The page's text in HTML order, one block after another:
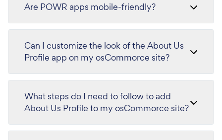
Are POWR apps mobile-friendly?
Can I customize the look of the About Us
Profile app on my osCommorce site?
What steps do I need to follow to add
About Us Profile to my osCommorce site?